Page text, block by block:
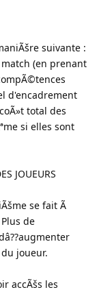
suivante :
(en prenant
d'encadrement
total des
si elles sont
JOUEURS
se fait Ã
de
joueur.
accÃšs les